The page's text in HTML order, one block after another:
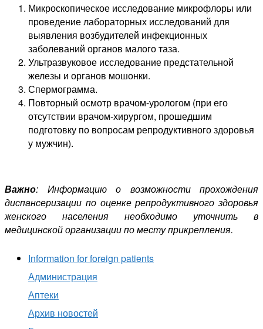
Микроскопическое исследование микрофлоры или
проведение лабораторных исследований для
выявления возбудителей инфекционных
заболеваний органов малого таза.
Ультразвуковое исследование предстательной
железы и органов мошонки.
Спермограмма.
Повторный осмотр врачом-урологом (при его
отсутствии врачом-хирургом, прошедшим
подготовку по вопросам репродуктивного здоровья
у мужчин).
Важно: Информацию о возможности прохождения
диспансеризации по оценке репродуктивного здоровья
женского населения необходимо уточнить в
медицинской организации по месту прикрепления.
Information for foreign patients
Администрация
Аптеки
Архив новостей